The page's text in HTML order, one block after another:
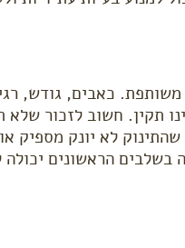
כאבים, גודש,
תקין. חשוב לזכור
לא יונק מספיק
בשלבים הראשונים